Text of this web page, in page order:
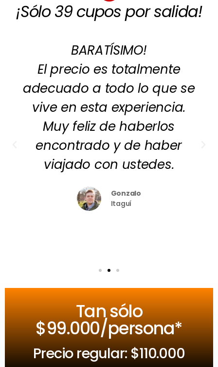
¡Sólo 39 cupos por salida!
BARATÍSIMO!
El precio es totalmente
adecuado a todo lo que se
vive en esta experiencia.
Muy feliz de haberlos
encontrado y de haber
viajado con ustedes.
Gonzalo
Itaguí
Tan sólo
$99.000/persona*
Precio regular: $110.000